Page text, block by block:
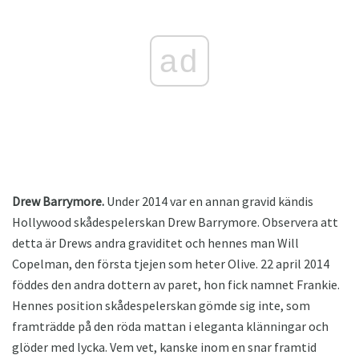
ad
Drew Barrymore. Under 2014 var en annan gravid kändis
Hollywood skådespelerskan Drew Barrymore. Observera att
detta är Drews andra graviditet och hennes man Will
Copelman, den första tjejen som heter Olive. 22 april 2014
föddes den andra dottern av paret, hon fick namnet Frankie.
Hennes position skådespelerskan gömde sig inte, som
framträdde på den röda mattan i eleganta klänningar och
glöder med lycka. Vem vet, kanske inom en snar framtid